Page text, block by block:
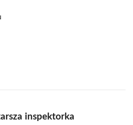
inspektorka